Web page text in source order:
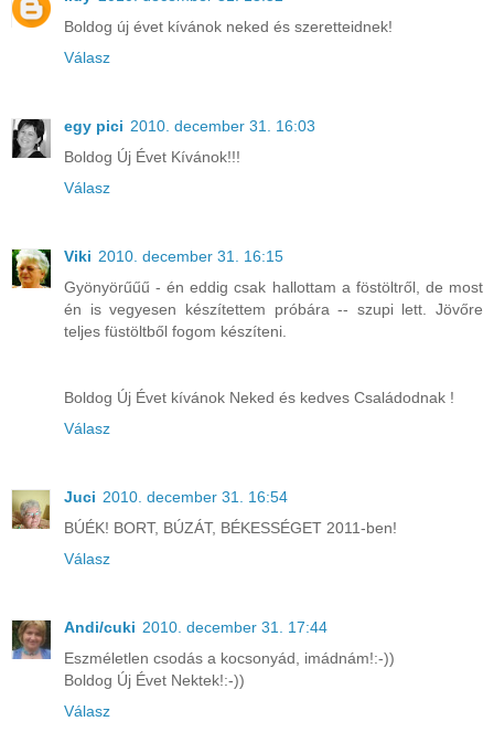
Boldog új évet kívánok neked és szeretteidnek!
Válasz
egy pici 2010. december 31. 16:03
Boldog Új Évet Kívánok!!!
Válasz
Viki 2010. december 31. 16:15
Gyönyörűűű - én eddig csak hallottam a föstöltről, de most
én is vegyesen készítettem próbára -- szupi lett. Jövőre
teljes füstöltből fogom készíteni.
Boldog Új Évet kívánok Neked és kedves Családodnak !
Válasz
Juci 2010. december 31. 16:54
BÚÉK! BORT, BÚZÁT, BÉKESSÉGET 2011-ben!
Válasz
Andi/cuki 2010. december 31. 17:44
Eszméletlen csodás a kocsonyád, imádnám!:-))
Boldog Új Évet Nektek!:-))
Válasz